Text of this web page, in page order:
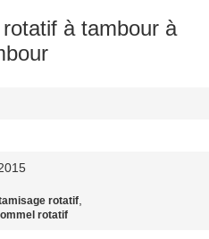
à tambour à
rotatif,
rotatif